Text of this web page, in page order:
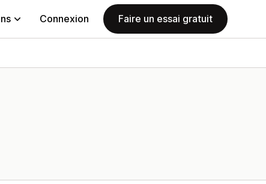
Connexion Faire un essai gratuit